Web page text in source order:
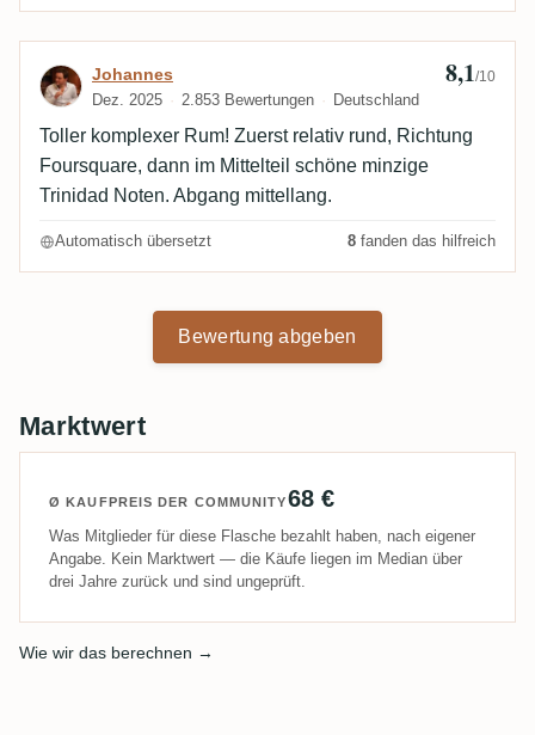
Bewertung von Johannes
Johannes
Dez. 2025 2.853 Bewertungen Deutschland
8,1/10
Toller komplexer Rum! Zuerst relativ rund, Richtung
Foursquare, dann im Mittelteil schöne minzige
Trinidad Noten. Abgang mittellang.
Automatisch übersetzt 8 fanden das hilfreich
Bewertung abgeben
Marktwert
Ø KAUFPREIS DER COMMUNITY68 €
Was Mitglieder für diese Flasche bezahlt haben, nach eigener
Angabe. Kein Marktwert — die Käufe liegen im Median über
drei Jahre zurück und sind ungeprüft.
Wie wir das berechnen →